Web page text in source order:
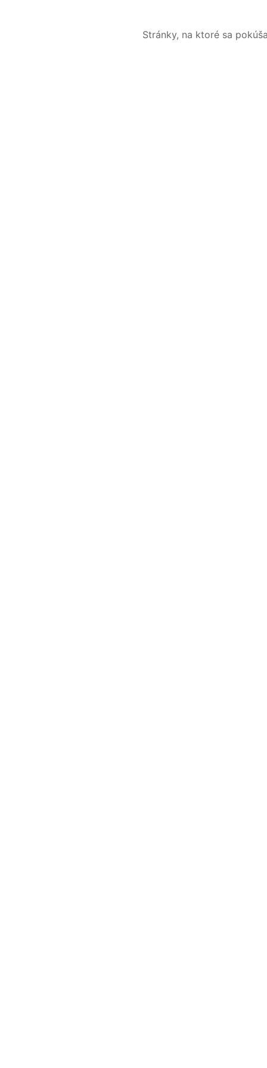
Stránky, na ktoré sa